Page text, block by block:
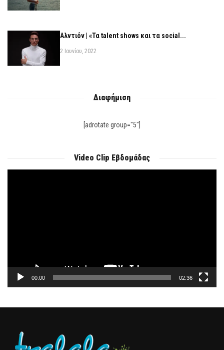
Αλντιόν | «Τα talent shows και τα social...
2 Ιουνίου, 2022
Διαφήμιση
[adrotate group="5"]
Video Clip Εβδομάδας
00:00 02:36